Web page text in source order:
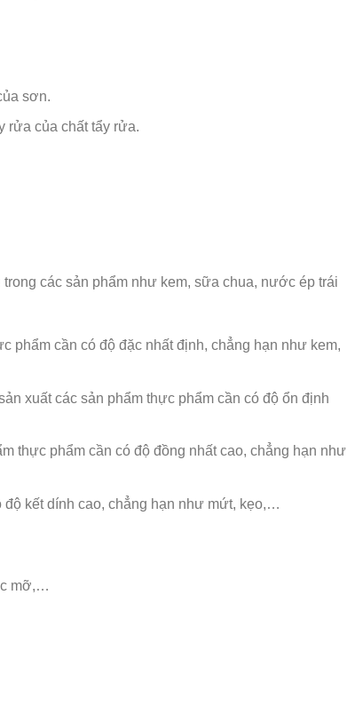
sơn.
rửa của chất tẩy rửa.
các sản phẩm như kem, sữa chua, nước ép trái
phẩm cần có độ đặc nhất định, chẳng hạn như kem,
xuất các sản phẩm thực phẩm cần có độ ổn định
thực phẩm cần có độ đồng nhất cao, chẳng hạn như
độ kết dính cao, chẳng hạn như mứt, kẹo,…
mỡ,…